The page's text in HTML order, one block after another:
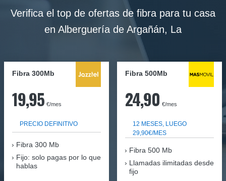
Verifica el top de ofertas de fibra para tu casa
en Alberguería de Argañán, La
Fibra 300Mb
19,95 €/mes
PRECIO DEFINITIVO
Fibra 300 Mb
Fijo: solo pagas por lo que
hablas
Fibra 500Mb
24,90 €/mes
12 MESES, LUEGO
29,90€/MES
Fibra 500 Mb
Llamadas ilimitadas desde
fijo